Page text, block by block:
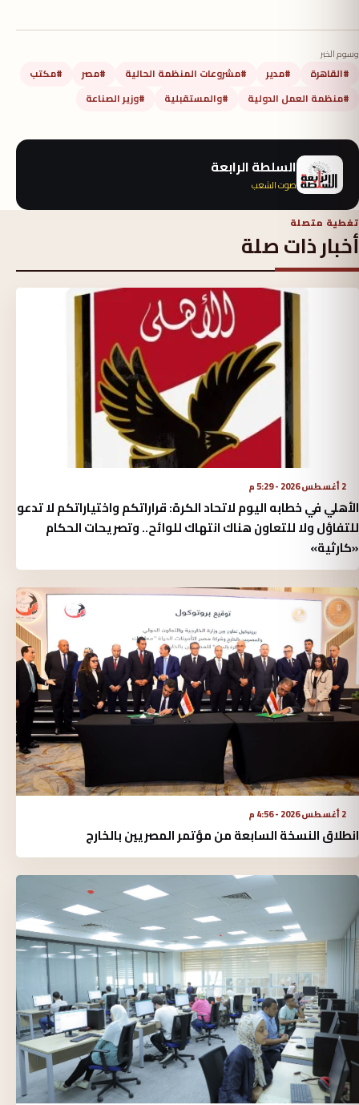
وسوم الخبر
#القاهرة #مدير #مشروعات المنظمة الحالية #مصر
#مكتب
#منظمة العمل الدولية
#والمستقبلية #وزير الصناعة
السلطة الرابعة
صوت الشعب
تغطية متصلة
أخبار ذات صلة
2 أغسطس 2026 - 5:29 م
الأهلي في خطابه اليوم لاتحاد الكرة:‏ قراراتكم واختياراتكم لا تدعو
للتفاؤل ولا للتعاون هناك انتهاك للوائح.. وتصريحات الحكام
«كارثية»‏
2 أغسطس 2026 - 4:56 م
انطلاق النسخة السابعة من مؤتمر المصريين بالخارج